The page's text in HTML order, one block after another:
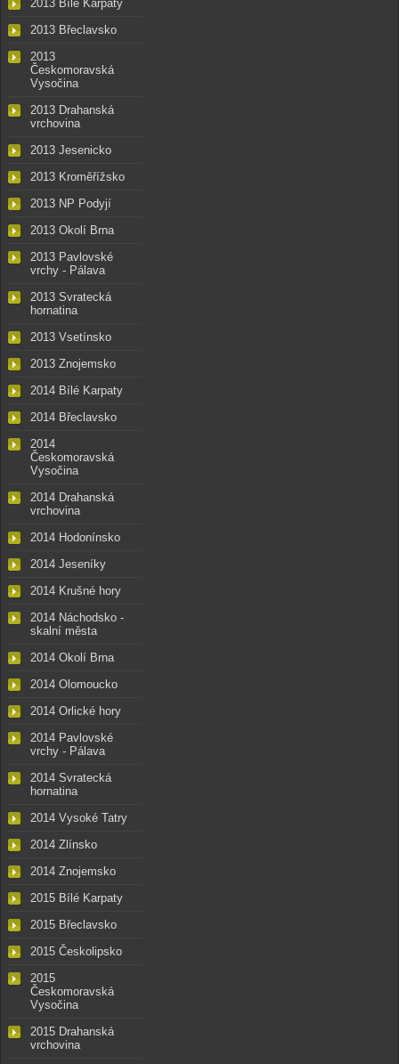
2013 Bílé Karpaty
2013 Břeclavsko
2013
Českomoravská
Vysočina
2013 Drahanská
vrchovina
2013 Jesenicko
2013 Kroměřížsko
2013 NP Podyjí
2013 Okolí Brna
2013 Pavlovské
vrchy - Pálava
2013 Svratecká
hornatina
2013 Vsetínsko
2013 Znojemsko
2014 Bílé Karpaty
2014 Břeclavsko
2014
Českomoravská
Vysočina
2014 Drahanská
vrchovina
2014 Hodonínsko
2014 Jeseníky
2014 Krušné hory
2014 Náchodsko -
skalní města
2014 Okolí Brna
2014 Olomoucko
2014 Orlické hory
2014 Pavlovské
vrchy - Pálava
2014 Svratecká
hornatina
2014 Vysoké Tatry
2014 Zlínsko
2014 Znojemsko
2015 Bílé Karpaty
2015 Břeclavsko
2015 Českolipsko
2015
Českomoravská
Vysočina
2015 Drahanská
vrchovina